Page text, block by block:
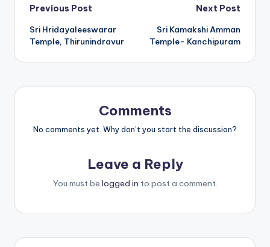
Post
navigation
Previous Post
Sri Hridayaleeswarar
Temple, Thirunindravur
Next Post
Sri Kamakshi Amman
Temple- Kanchipuram
Comments
No comments yet. Why don’t you start the discussion?
Leave a Reply
You must be logged in to post a comment.